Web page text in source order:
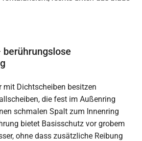
mit Dichtscheiben besitzen
die fest im Außenring
schmalen Spalt zum Innenring
bietet Basisschutz vor grobem
ohne dass zusätzliche Reibung